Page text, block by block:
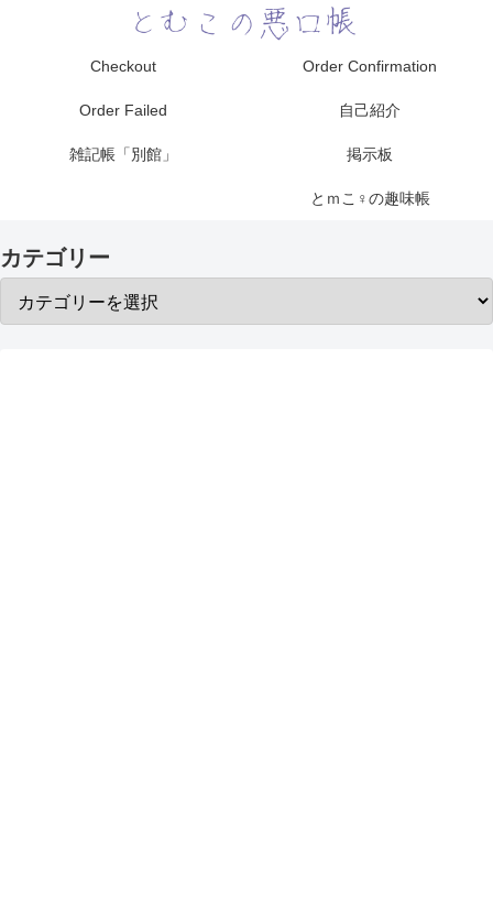
Checkout Order Confirmation
Order Failed 自己紹介
雑記帳「別館」 掲示板
とｍこ♀の趣味帳
カテゴリー